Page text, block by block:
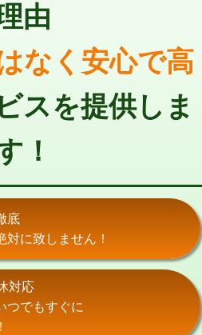
清掃・修
8,800円～
22,000円+材料費
デッキ
ラップ
22,000円+材料費
由
なく安心で高
スを提供しま
！
底
対に致しません！
対応
つでもすぐに